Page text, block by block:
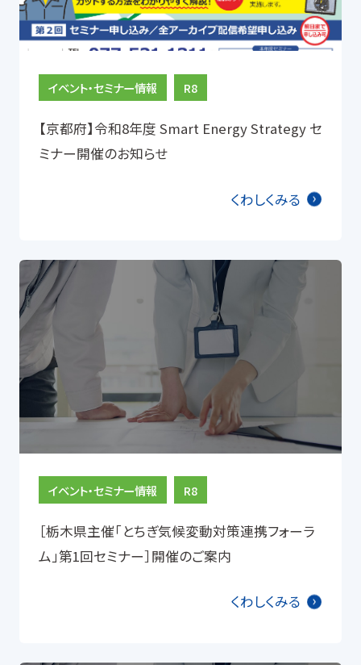
イベント・セミナー情報 R8
【京都府】令和8年度 Smart Energy Strategy セ
ミナー開催のお知らせ
くわしくみる
イベント・セミナー情報 R8
［栃木県主催「とちぎ気候変動対策連携フォーラ
ム」第1回セミナー］開催のご案内
くわしくみる